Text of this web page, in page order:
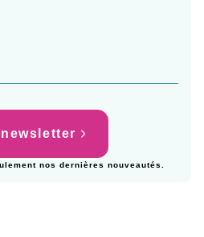
nos dernières nouveautés.